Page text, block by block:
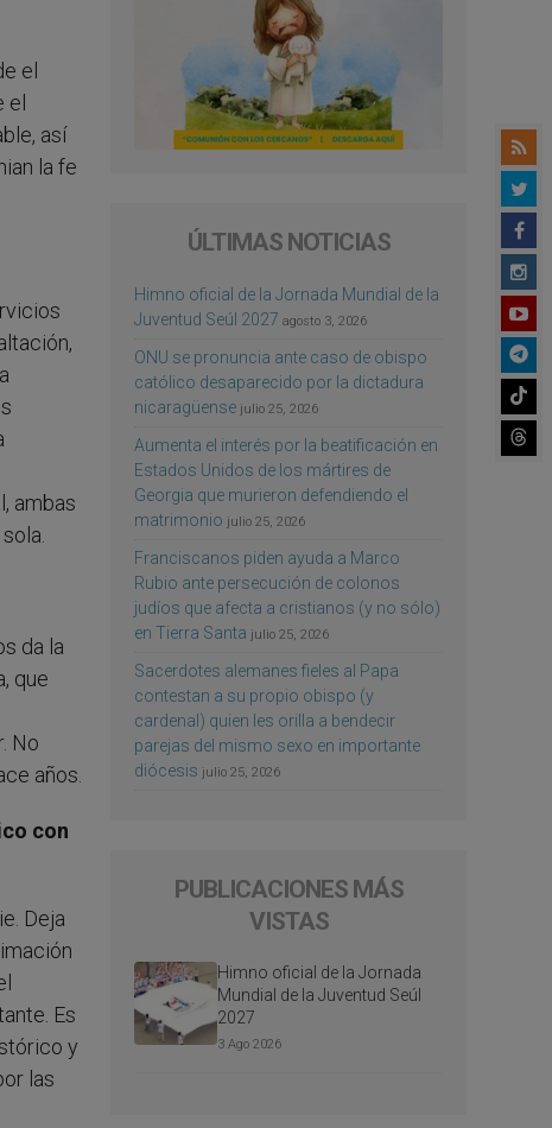
el
el
así
la fe
ambas
da la
que
No
años.
con
Deja
Es
y
las
ÚLTIMAS NOTICIAS
Himno oficial de la Jornada Mundial de la
Juventud Seúl 2027 agosto 3, 2026
ONU se pronuncia ante caso de obispo
católico desaparecido por la dictadura
nicaragüense julio 25, 2026
Aumenta el interés por la beatificación en
Estados Unidos de los mártires de
Georgia que murieron defendiendo el
matrimonio julio 25, 2026
Franciscanos piden ayuda a Marco
Rubio ante persecución de colonos
judíos que afecta a cristianos (y no sólo)
en Tierra Santa julio 25, 2026
Sacerdotes alemanes fieles al Papa
contestan a su propio obispo (y
cardenal) quien les orilla a bendecir
parejas del mismo sexo en importante
diócesis julio 25, 2026
PUBLICACIONES MÁS
VISTAS
Himno oficial de la Jornada
Mundial de la Juventud Seúl
2027
3 Ago 2026